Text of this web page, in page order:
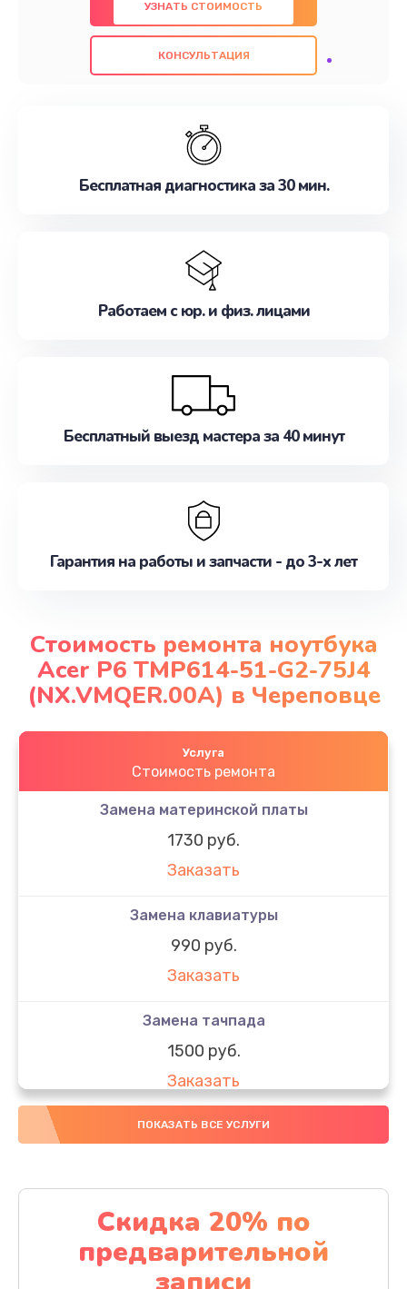
использованием оригинальных компонентов, а
также гарантируем качество всех
проведенных работ. Наша цель - предоставить
наилучшим образом. Не медлите записаться на
УЗНАТЬ СТОИМОСТЬ
КОНСУЛЬТАЦИЯ
Бесплатная диагностика за 30 мин.
Работаем с юр. и физ. лицами
Бесплатный выезд мастера за 40 минут
Гарантия на работы и запчасти - до 3-х лет
Стоимость ремонта ноутбука
Acer P6 TMP614-51-G2-75J4
(NX.VMQER.00A) в Череповце
Услуга
Стоимость ремонта
Замена материнской платы
1730 руб.
Заказать
Замена клавиатуры
990 руб.
Заказать
Замена тачпада
1500 руб.
Заказать
Замена южного моста
Заказать
Чистка от пыли
1060 руб.
ПОКАЗАТЬ ВСЕ УСЛУГИ
Скидка 20% по
предварительной